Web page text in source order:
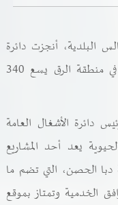
البلدية، أنجزت دائرة
مسجدا في منطقة الرق يسع 340
دائرة الأشغال العامة
يعد أحد المشاريع
دبا الحصن، التي تضم ما
الخدمية وتمتاز بموقع